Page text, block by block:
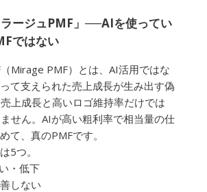
ラージュPMF」──AIを使ってい
ではない
Mirage PMF）とは、AI活用ではな
て支えられた売上成長が生み出す偽
上成長と高いロゴ維持率だけでは
せん。AIが高い粗利率で相当量の仕
て、真のPMFです。
5つ。
・低下
しない